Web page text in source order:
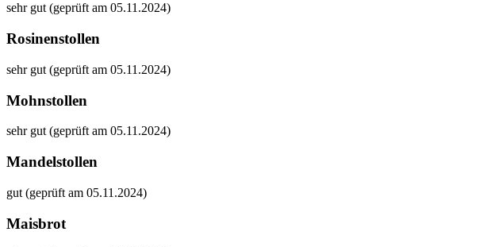
sehr gut (geprüft am 05.11.2024)
Rosinenstollen
sehr gut (geprüft am 05.11.2024)
Mohnstollen
sehr gut (geprüft am 05.11.2024)
Mandelstollen
gut (geprüft am 05.11.2024)
Maisbrot